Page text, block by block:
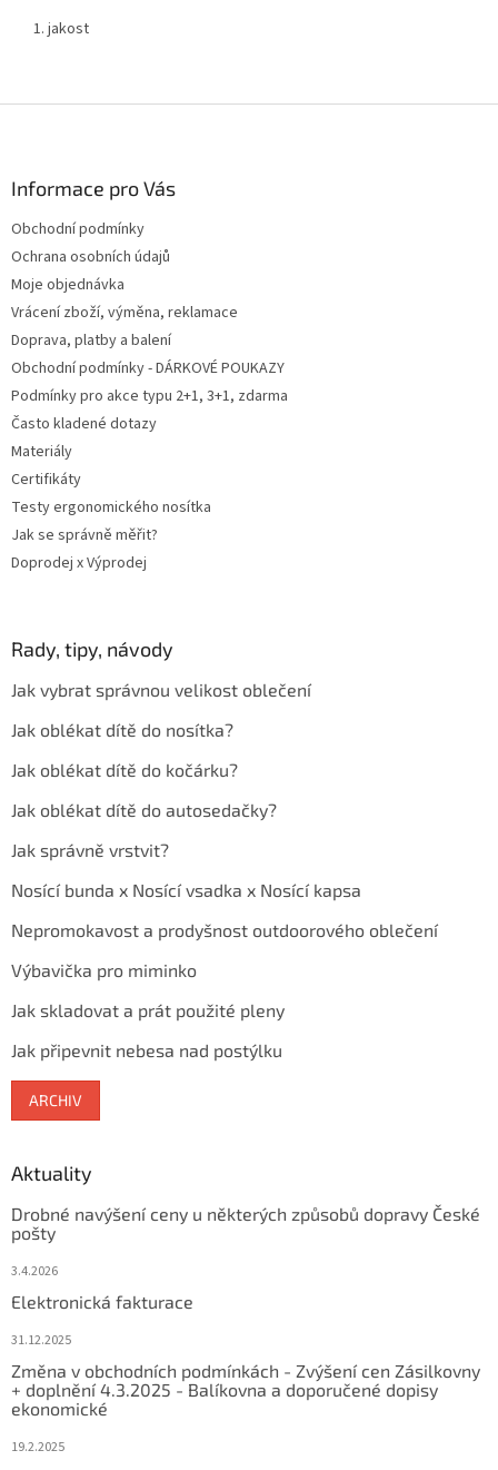
1. jakost
Informace pro Vás
Obchodní podmínky
Ochrana osobních údajů
Moje objednávka
Vrácení zboží, výměna, reklamace
Doprava, platby a balení
Obchodní podmínky - DÁRKOVÉ POUKAZY
Podmínky pro akce typu 2+1, 3+1, zdarma
Často kladené dotazy
Materiály
Certifikáty
Testy ergonomického nosítka
Jak se správně měřit?
Doprodej x Výprodej
Rady, tipy, návody
Jak vybrat správnou velikost oblečení
Jak oblékat dítě do nosítka?
Jak oblékat dítě do kočárku?
Jak oblékat dítě do autosedačky?
Jak správně vrstvit?
Nosící bunda x Nosící vsadka x Nosící kapsa
Nepromokavost a prodyšnost outdoorového oblečení
Výbavička pro miminko
Jak skladovat a prát použité pleny
Jak připevnit nebesa nad postýlku
ARCHIV
Aktuality
Drobné navýšení ceny u některých způsobů dopravy České
pošty
3.4.2026
Elektronická fakturace
31.12.2025
Změna v obchodních podmínkách - Zvýšení cen Zásilkovny
+ doplnění 4.3.2025 - Balíkovna a doporučené dopisy
ekonomické
19.2.2025